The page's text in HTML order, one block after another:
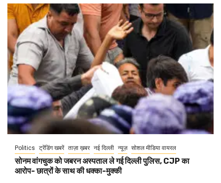
Politics ट्रेंडिंग खबरें ताज़ा ख़बर नई दिल्ली न्यूज़ सोशल मीडिया वायरल
सोनम वांगचुक को जबरन अस्पताल ले गई दिल्ली पुलिस, CJP का
आरोप- छात्रों के साथ की धक्का-मुक्की